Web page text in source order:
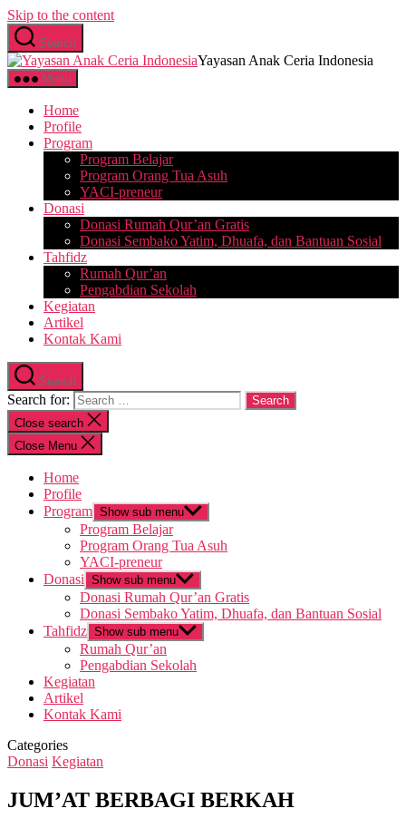
Skip to the content
Search
Yayasan Anak Ceria Indonesia
Menu
Home
Profile
Program
Program Belajar
Program Orang Tua Asuh
YACI-preneur
Donasi
Donasi Rumah Qur’an Gratis
Donasi Sembako Yatim, Dhuafa, dan Bantuan Sosial
Tahfidz
Rumah Qur’an
Pengabdian Sekolah
Kegiatan
Artikel
Kontak Kami
Search
Search for:
Close search
Close Menu
Home
Profile
Program Show sub menu
Program Belajar
Program Orang Tua Asuh
YACI-preneur
Donasi Show sub menu
Donasi Rumah Qur’an Gratis
Donasi Sembako Yatim, Dhuafa, dan Bantuan Sosial
Tahfidz Show sub menu
Rumah Qur’an
Pengabdian Sekolah
Kegiatan
Artikel
Kontak Kami
Categories
Donasi Kegiatan
JUM’AT BERBAGI BERKAH